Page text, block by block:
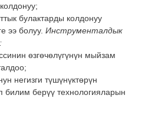
булактарды колдонуу
ээ болуу. Инструменталдык
өзгөчөлүгүнүн мыйзам
негизги түшүнүктөрүн
билим берүү технологияларын